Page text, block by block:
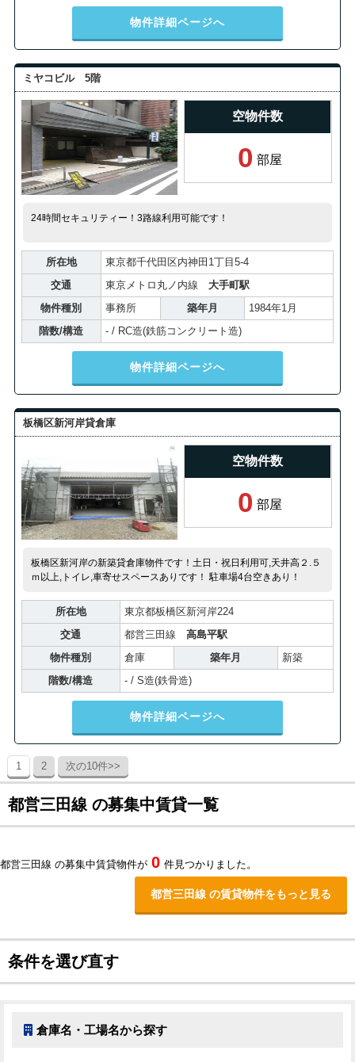
物件詳細ページへ
ミヤコビル 5階
空物件数
0 部屋
24時間セキュリティー！3路線利用可能です！
所在地
東京都千代田区内神田1丁目5-4
交通
東京メトロ丸ノ内線 大手町駅
物件種別
事務所 築年月
1984年1月
階数/構造
- / RC造(鉄筋コンクリート造)
物件詳細ページへ
板橋区新河岸貸倉庫
空物件数
0 部屋
板橋区新河岸の新築貸倉庫物件です！土日・祝日利用可,天井高２.５
ｍ以上,トイレ,車寄せスペースありです！ 駐車場4台空きあり！
所在地
東京都板橋区新河岸224
交通
都営三田線 高島平駅
物件種別
倉庫 築年月
新築
階数/構造
- / S造(鉄骨造)
物件詳細ページへ
1 2 次の10件>>
都営三田線 の募集中賃貸一覧
都営三田線 の募集中賃貸物件が 0 件見つかりました。
都営三田線 の賃貸物件をもっと見る
条件を選び直す
倉庫名・工場名から探す